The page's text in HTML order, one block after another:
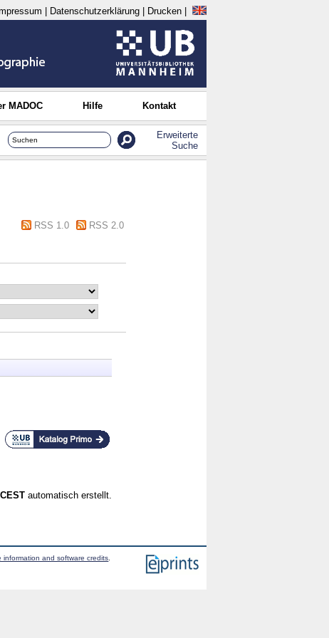
Datenschutzerklärung Drucken
MADOC Hilfe Kontakt
Erweiterte
Suche
RSS 1.0
RSS 2.0
automatisch erstellt.
information and software credits